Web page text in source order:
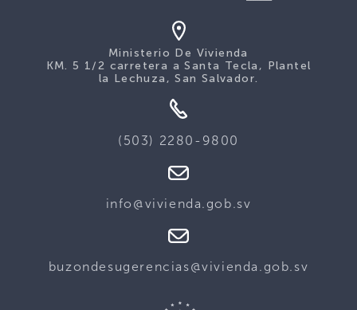
Ministerio De Vivienda
KM. 5 1/2 carretera a Santa Tecla, Plantel
la Lechuza, San Salvador.
(503) 2280-9800
info@vivienda.gob.sv
buzondesugerencias@vivienda.gob.sv